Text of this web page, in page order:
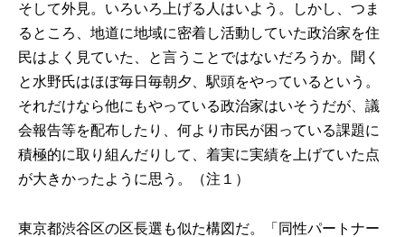
そして外見。いろいろ上げる人はいよう。しかし、つま
るところ、地道に地域に密着し活動していた政治家を住
民はよく見ていた、と言うことではないだろうか。聞く
と水野氏はほぼ毎日毎朝夕、駅頭をやっているという。
それだけなら他にもやっている政治家はいそうだが、議
会報告等を配布したり、何より市民が困っている課題に
積極的に取り組んだりして、着実に実績を上げていた点
が大きかったように思う。（注１）
東京都渋谷区の区長選も似た構図だ。「同性パートナー